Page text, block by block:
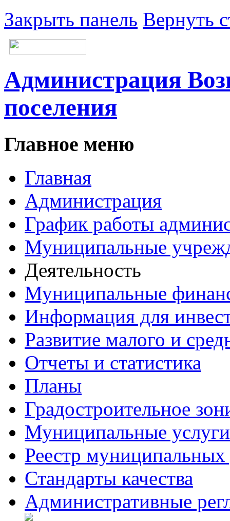
Закрыть панель Вернуть
Администрация
поселения
Главное меню
Главная
Администрация
График работы
Муниципальные
Деятельность
Муниципальные
Информация для
Развитие малого и
Отчеты и статистика
Планы
Градостроительное
Муниципальные услуги
Реестр муниципальных
Стандарты качества
Административные